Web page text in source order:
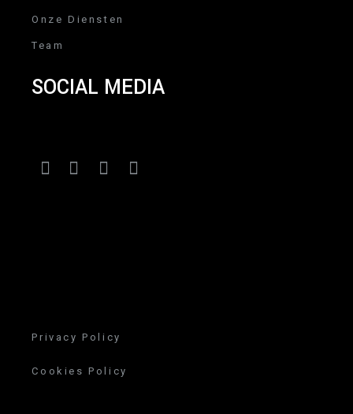
Onze Diensten
Team
SOCIAL MEDIA
Privacy Policy
Cookies Policy